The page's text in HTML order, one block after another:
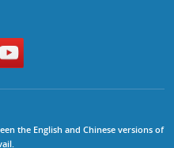
Go
to
the English and Chinese versions of